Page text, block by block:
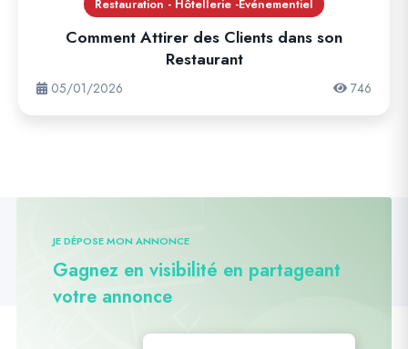
Restauration - Hôtellerie -Événementiel
Comment Attirer des Clients dans son
Restaurant
05/01/2026 746
JE DÉPOSE MON ANNONCE
Gagnez en visibilité en partageant
votre annonce